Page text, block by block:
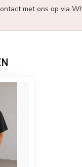
met ons op via